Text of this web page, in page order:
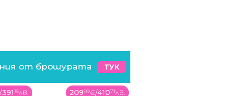
от брошурата ТУК
/39115лв. 20999€/41071лв.